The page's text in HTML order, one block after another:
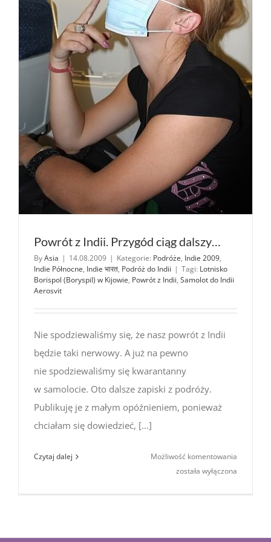
Powrót z Indii. Przygód ciąg dalszy…
ByAsia | 14.08.2009 | Kategorie: Podróże, Indie 2009,
Indie Północne, Indie भारत, Podróż do Indii | Tagi: Lotnisko
Borispol (Boryspil) w Kijowie, Powrót z Indii, Samolot do Indii
Aerosvit
Nie spodziewaliśmy się, że nasz powrót z Indii
będzie taki nerwowy. A już na pewno
nie spodziewaliśmy się kwarantanny
w samolocie. Oto dalsze zapiski z podróży.
Publikuję je z małym opóźnieniem, ponieważ
chciałam się dowiedzieć, [...]
Czytaj dalej Możliwość komentowania
została wyłączona